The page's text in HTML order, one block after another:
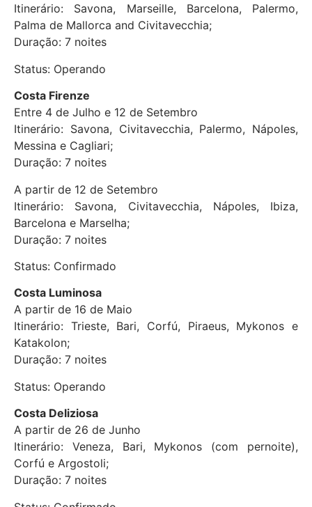
Itinerário: Savona, Marseille, Barcelona, Palermo,
Palma de Mallorca and Civitavecchia;
Duração: 7 noites
Status: Operando
Costa Firenze
Entre 4 de Julho e 12 de Setembro
Itinerário: Savona, Civitavecchia, Palermo, Nápoles,
Messina e Cagliari;
Duração: 7 noites
A partir de 12 de Setembro
Itinerário: Savona, Civitavecchia, Nápoles, Ibiza,
Barcelona e Marselha;
Duração: 7 noites
Status: Confirmado
Costa Luminosa
A partir de 16 de Maio
Itinerário: Trieste, Bari, Corfú, Piraeus, Mykonos e
Katakolon;
Duração: 7 noites
Status: Operando
Costa Deliziosa
A partir de 26 de Junho
Itinerário: Veneza, Bari, Mykonos (com pernoite),
Corfú e Argostoli;
Duração: 7 noites